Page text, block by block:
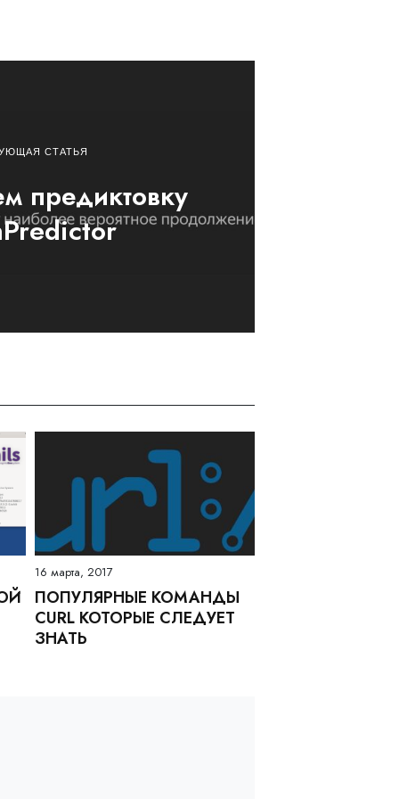
СТАТЬЯ
предиктовку
16 марта, 2017
ПОПУЛЯРНЫЕ КОМАНДЫ
CURL КОТОРЫЕ СЛЕДУЕТ
ЗНАТЬ